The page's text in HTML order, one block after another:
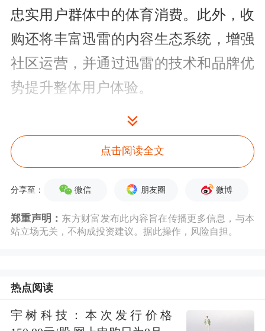
忠实用户群体中的体育消费。此外，收
购还将丰富迅雷的内容生态系统，增强
社区运营，并通过迅雷的技术和品牌优
势提升整体用户体验。
迅雷的前身是深圳市三代科技开发有限
公司，2005年更名，面向个人用户和企
业用户制造了下载加速、影音娱乐等产
品及服务。
去年第三季度，迅雷未经审计财报的显
4.9%，主要由于国内直播业务缩减以及
50.8%，去年同期为44.6%。通用会计准
点击阅读全文
分享至： 微信 朋友圈 微博
郑重声明： 东方财富发布此内容旨在传播更多信息，与本
站立场无关，不构成投资建议。据此操作，风险自担。
热点阅读
宇树科技：本次发行价格